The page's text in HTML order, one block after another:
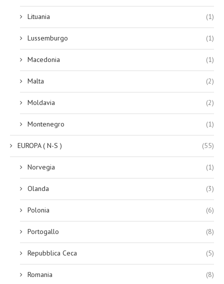
Lituania (1)
Lussemburgo (1)
Macedonia (1)
Malta (2)
Moldavia (2)
Montenegro (1)
EUROPA ( N-S ) (55)
Norvegia (1)
Olanda (3)
Polonia (6)
Portogallo (8)
Repubblica Ceca (5)
Romania (8)